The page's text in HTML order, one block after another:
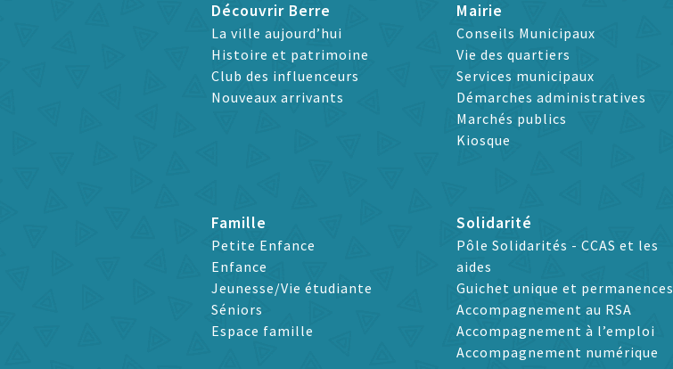
Découvrir Berre
La ville aujourd’hui
Histoire et patrimoine
Club des influenceurs
Nouveaux arrivants
Mairie
Conseils Municipaux
Vie des quartiers
Services municipaux
Démarches administratives
Marchés publics
Kiosque
Famille
Petite Enfance
Enfance
Jeunesse/Vie étudiante
Séniors
Espace famille
Solidarité
Pôle Solidarités - CCAS et les
aides
Guichet unique et permanences
Accompagnement au RSA
Accompagnement à l’emploi
Accompagnement numérique